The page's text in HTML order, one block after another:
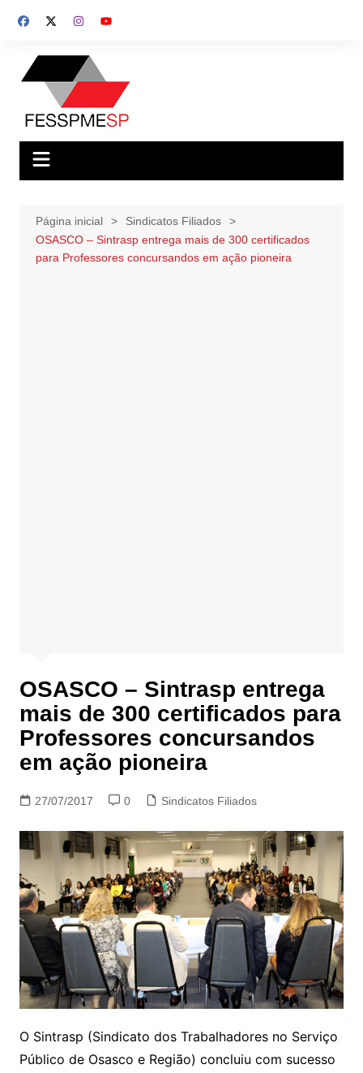
para
conteúdo
Página inicial
Sindicatos Filiados
OSASCO – Sintrasp entrega mais de 300 certificados
para Professores concursandos em ação pioneira
OSASCO – Sintrasp entrega
mais de 300 certificados para
Professores concursandos
em ação pioneira
27/07/2017 0 Sindicatos Filiados
O Sintrasp (Sindicato dos Trabalhadores no Serviço
Público de Osasco e Região) concluiu com sucesso